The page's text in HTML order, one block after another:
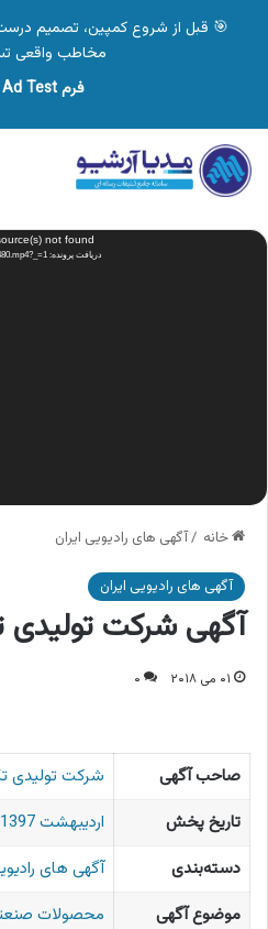
مخاطب واقعی
فرم Quick Ad Test
نمایشگر
ویدیو not found
دریافت پرونده: https://cdn.mediaarshiv.ir/files/Ra-es960625-142_MP4-480.mp4?_=1
خانه /آگهی های رادیویی ایران
آگهی های رادیویی ایران
آگهی شرکت تولیدی
۰۱ می ۲۰۱۸ ۰
صاحب آگهی
شرکت تولیدی
تاریخ پخش
اردیبهشت 1397
دسته‌بندی
آگهی های
موضوع آگهی
محصولات